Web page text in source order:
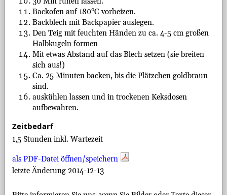
Backofen auf 180°C vorheizen.
Backblech mit Backpapier auslegen.
Den Teig mit feuchten Händen zu ca. 4-5 cm großen
Halbkugeln formen
Mit etwas Abstand auf das Blech setzen (sie breiten
sich aus!)
Ca. 25 Minuten backen, bis die Plätzchen goldbraun
sind.
auskühlen lassen und in trockenen Keksdosen
aufbewahren.
Zeitbedarf
1,5 Stunden inkl. Wartezeit
als PDF-Datei öffnen/speichern
letzte Änderung 2014-12-13